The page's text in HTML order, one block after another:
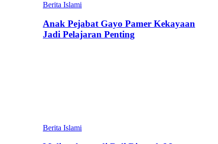
Berita Islami
Anak Pejabat Gayo Pamer Kekayaan
Jadi Pelajaran Penting
Berita Islami